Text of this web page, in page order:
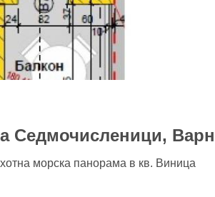
Седмочисленици,
морска панорама в кв. Виница